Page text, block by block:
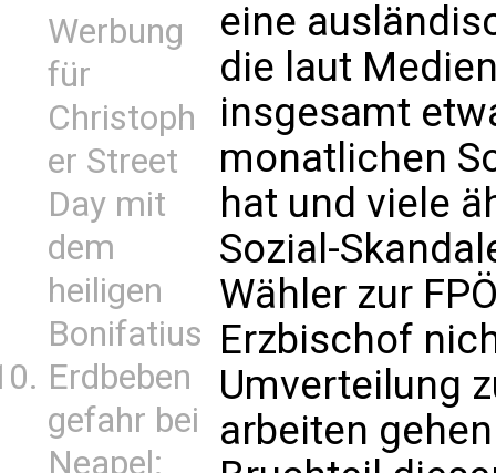
Werbung
für
Christoph
er Street
Day mit
dem
heiligen
Bonifatius
Erdbeben
gefahr bei
Neapel:
eine
die laut
insgesamt
monatlichen
hat und viele
Sozial-
Wähler zur
Erzbischof
Umverteilung
arbeiten